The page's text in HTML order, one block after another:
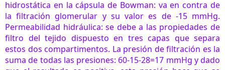
hidrostática en la cápsula de Bowman: va en contra de
la filtración glomerular y su valor es de -15 mmHg.
Permeabilidad hidráulica: se debe a las propiedades de
filtro del tejido dispuesto en tres capas que separa
estos dos compartimentos. La presión de filtración es la
suma de todas las presiones: 60-15-28=17 mmHg y dado